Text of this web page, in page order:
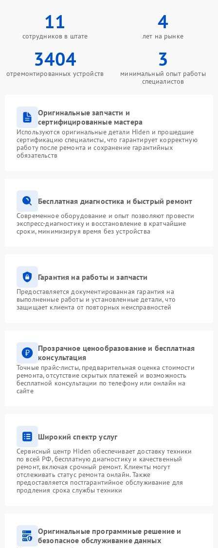
11
сотрудников в штате
4
лет на рынке
3404
отремонтированных устройств
3
минимальный опыт работы
специалистов
Оригинальные запчасти и
сертифицированные мастера
Используются оригинальные детали Hiden и прошедшие
сертификацию специалисты, что гарантирует корректную
работу после ремонта и сохранение гарантийных
обязательств
Бесплатная диагностика и быстрый ремонт
Современное оборудование и опыт позволяют провести
экспресс-диагностику и восстановление в кратчайшие
сроки, минимизируя время без устройства
Гарантия на работы и запчасти
Предоставляется документированная гарантия на
выполненные работы и установленные детали, что
защищает клиента от повторных неисправностей
Прозрачное ценообразование и бесплатная
консультация
Точные прайс-листы, предварительная оценка стоимости
ремонта, отсутствие скрытых платежей и возможность
бесплатной консультации по телефону или онлайн на
сайте
Широкий спектр услуг
Сервисный центр Hiden обеспечивает доставку техники
по всей РФ, бесплатную диагностику и качественный
ремонт, включая срочный ремонт. Клиенты могут
отслеживать статус ремонта онлайн. Также
предоставляется постгарантийное обслуживание для
продления срока службы техники
Оригинальные программные решение и
безопасное обслуживание данных